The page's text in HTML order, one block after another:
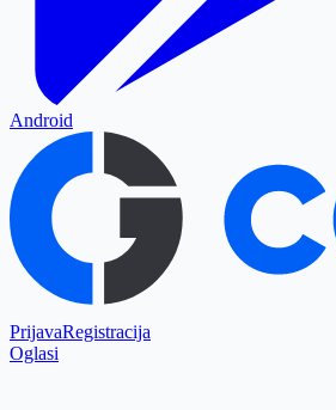
Android
PrijavaRegistracija
Oglasi